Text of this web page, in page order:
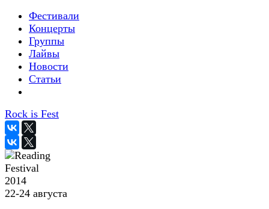
Фестивали
Концерты
Группы
Лайвы
Новости
Статьи
Rock is Fest
2014
22-24 августа